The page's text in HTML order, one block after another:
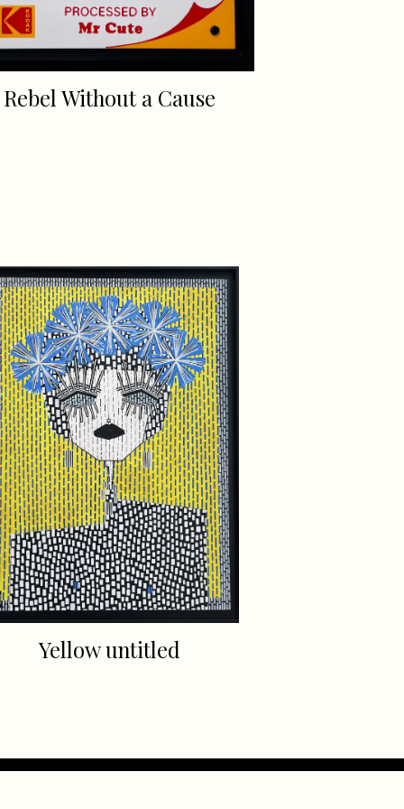
Rebel Without a Cause
Yellow untitled